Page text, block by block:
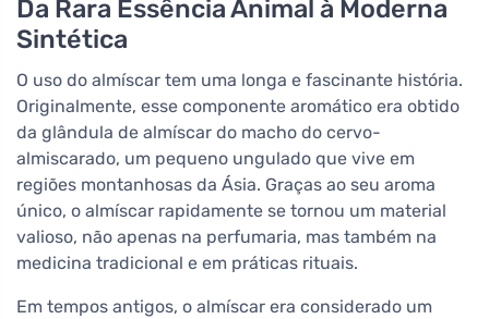
Da Rara Essência Animal à Moderna
Sintética
O uso do almíscar tem uma longa e fascinante história.
Originalmente, esse componente aromático era obtido
da glândula de almíscar do macho do cervo-
almiscarado, um pequeno ungulado que vive em
regiões montanhosas da Ásia. Graças ao seu aroma
único, o almíscar rapidamente se tornou um material
valioso, não apenas na perfumaria, mas também na
medicina tradicional e em práticas rituais.
Em tempos antigos, o almíscar era considerado um